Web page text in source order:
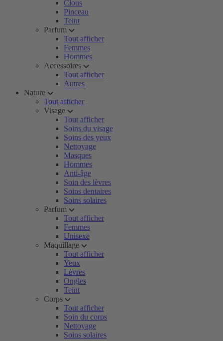
Clous
Pinceau
Teint
Parfum
Tout afficher
Femmes
Hommes
Accessoires
Tout afficher
Autres
Nature
Tout afficher
Visage
Tout afficher
Soins du visage
Soins des yeux
Nettoyage
Masques
Hommes
Anti-âge
Soin des lèvres
Soins dentaires
Soins solaires
Parfum
Tout afficher
Femmes
Unisexe
Maquillage
Tout afficher
Yeux
Lèvres
Ongles
Teint
Corps
Tout afficher
Soin du corps
Nettoyage
Soins solaires